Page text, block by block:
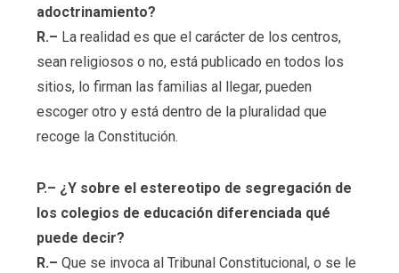
adoctrinamiento?
R.– La realidad es que el carácter de los centros,
sean religiosos o no, está publicado en todos los
sitios, lo firman las familias al llegar, pueden
escoger otro y está dentro de la pluralidad que
recoge la Constitución.
P.– ¿Y sobre el estereotipo de segregación de
los colegios de educación diferenciada qué
puede decir?
R.– Que se invoca al Tribunal Constitucional, o se le